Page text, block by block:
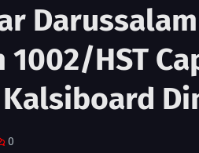
1002/HST
0